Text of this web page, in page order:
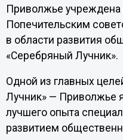
Приволжье учреждена
Попечительским
в области развития
«Серебряный Лучник».
Одной из главных
Лучник» — Приволжье
лучшего опыта
развитием